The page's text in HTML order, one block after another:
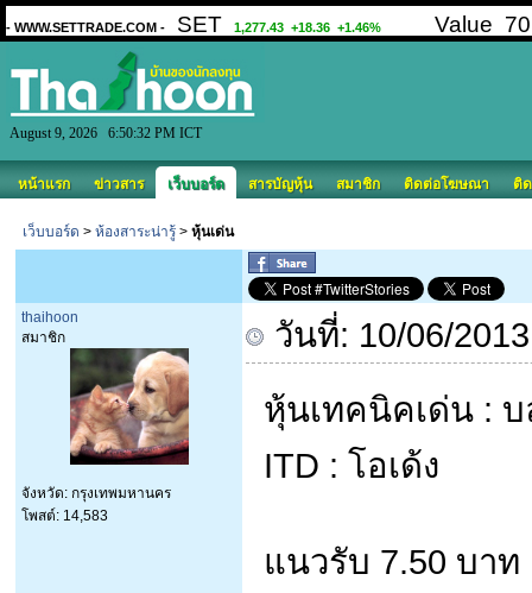
August 9, 2026 6:50:32 PM ICT
หน้าแรก ข่าวสาร เว็บบอร์ด สารบัญหุ้น สมาชิก ติดต่อโฆษณา ติ
เว็บบอร์ด > ห้องสาระน่ารู้ > หุ้นเด่น
thaihoon
สมาชิก
จังหวัด: กรุงเทพมหานคร
โพสต์: 14,583
วันที่: 10/06/
หุ้นเทคนิคเด่น : บ
ITD : โอเด้ง
แนวรับ 7.50 บา